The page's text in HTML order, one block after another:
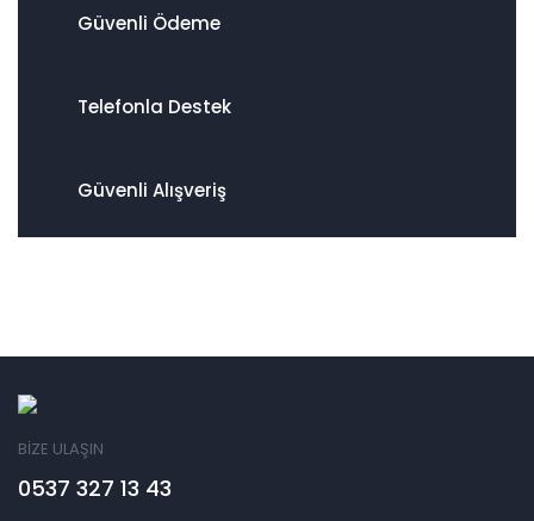
Güvenli Ödeme
Telefonla Destek
Güvenli Alışveriş
BİZE ULAŞIN
0537 327 13 43